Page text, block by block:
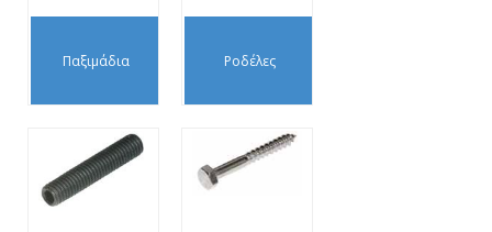
Παξιμάδια Ροδέλες